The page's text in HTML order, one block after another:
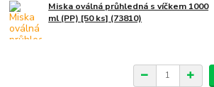
Miska oválná průhledná s víčkem 1000
ml (PP) [50 ks] (73810)